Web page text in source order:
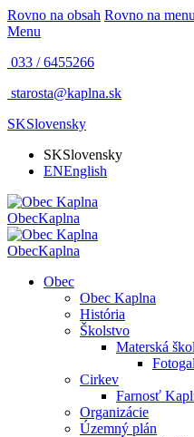
Rovno na obsah Rovno na menu
Menu
033 / 6455266
starosta@kaplna.sk
SKSlovensky
SKSlovensky
ENEnglish
ObecKaplna
ObecKaplna
Obec
Obec Kaplna
História
Školstvo
Materská
Cirkev
Farnosť
Organizácie
Územný plán